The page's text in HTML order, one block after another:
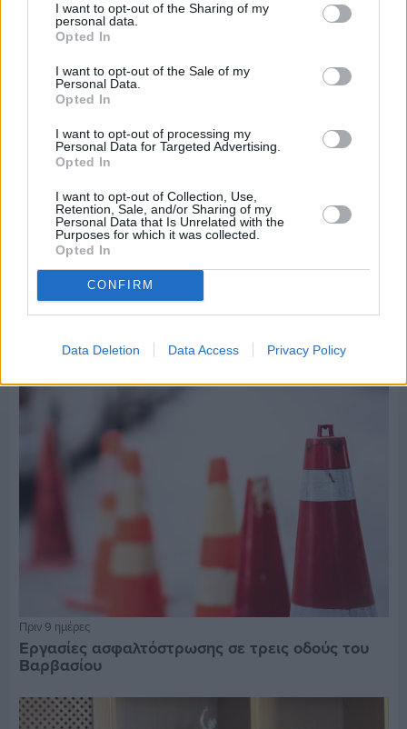
I want to opt-out of the Sharing of my
personal data.
Opted In
I want to opt-out of the Sale of my
Personal Data.
Opted In
I want to opt-out of processing my
Personal Data for Targeted Advertising.
Opted In
I want to opt-out of Collection, Use,
Retention, Sale, and/or Sharing of my
Personal Data that Is Unrelated with the
Purposes for which it was collected.
Opted In
CONFIRM
Data Deletion Data Access Privacy Policy
Πριν 9 ημέρες
Τρίτος στη σφαιροβολία στη διεθνή συνάντηση
Ελλάδας–Κύπρου Κ18 ο Δημήτρης Τέλλιος
Πριν 9 ημέρες
Εργασίες ασφαλτόστρωσης σε τρεις οδούς του
Βαρβασίου